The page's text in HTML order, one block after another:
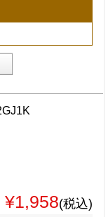
¥1,958(税込)